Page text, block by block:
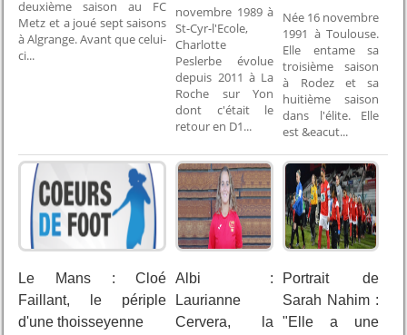
deuxième saison au FC
Metz et a joué sept saisons
à Algrange. Avant que celui-
ci...
novembre 1989 à
St-Cyr-l'Ecole,
Charlotte
Peslerbe évolue
depuis 2011 à La
Roche sur Yon
dont c'était le
retour en D1...
Née 16 novembre
1991 à Toulouse.
Elle entame sa
troisième saison
à Rodez et sa
huitième saison
dans l'élite. Elle
est &eacut...
Le Mans : Cloé
Faillant, le périple
d'une thoisseyenne
Albi :
Laurianne
Cervera, la
Portrait de
Sarah Nahim :
"Elle a une